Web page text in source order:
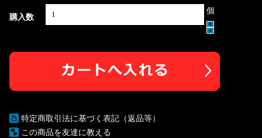
購入数
個
特定商取引法に基づく表記（返品等）
この商品を友達に教える